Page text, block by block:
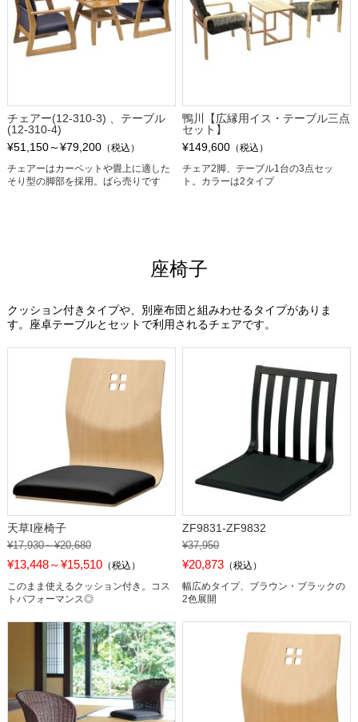
チェアー(12-310-3) 、テーブル
(12-310-4)
¥51,150～¥79,200（税込）
チェアーはカーペットや畳上に適した
そり型の脚部を採用。ばら売りです
鴨川【広縁用イス・テーブル三点
セット】
¥149,600 （税込）
チェア2脚、テーブル1台の3点セッ
ト。カラーは2タイプ
座椅子
クッション付きタイプや、別座布団と組みわせるタイプがありま
す。座卓テーブルとセットで利用されるチェアです。
天草Ⅰ座椅子
¥17,930～¥20,680
¥13,448～¥15,510（税込）
このまま使えるクッション付き。コス
トパフォーマンス◎
ZF9831-ZF9832
¥37,950
¥20,873 （税込）
幅広めタイプ、ブラウン・ブラックの
2色展開